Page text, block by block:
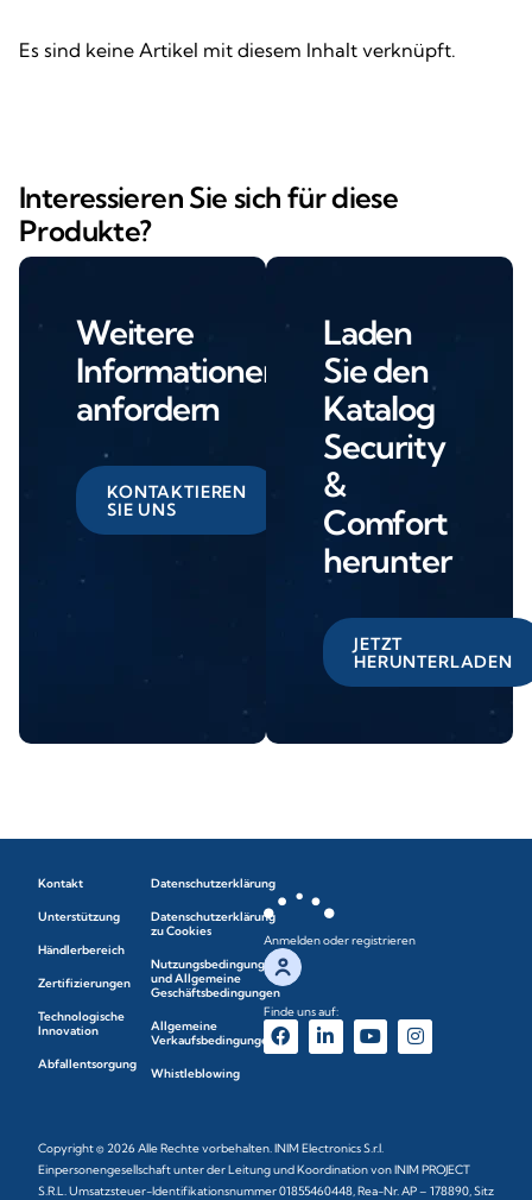
Es sind keine Artikel mit diesem Inhalt verknüpft.
Interessieren Sie sich für diese
Produkte?
Weitere
Informationen
anfordern
KONTAKTIEREN
SIE UNS
Laden
Sie den
Katalog
Security
&
Comfort
herunter
JETZT
HERUNTERLADEN
Kontakt
Unterstützung
Händlerbereich
Zertifizierungen
Technologische
Innovation
Abfallentsorgung
Datenschutzerklärung
Datenschutzerklärung
zu Cookies
Nutzungsbedingungen
und Allgemeine
Geschäftsbedingungen
Allgemeine
Verkaufsbedingungen
Whistleblowing
Anmelden oder registrieren
Finde uns auf:
Copyright © 2026 Alle Rechte vorbehalten. INIM Electronics S.r.l.
Einpersonengesellschaft unter der Leitung und Koordination von INIM PROJECT
S.R.L. Umsatzsteuer-Identifikationsnummer 01855460448, Rea-Nr. AP – 178890, Sitz